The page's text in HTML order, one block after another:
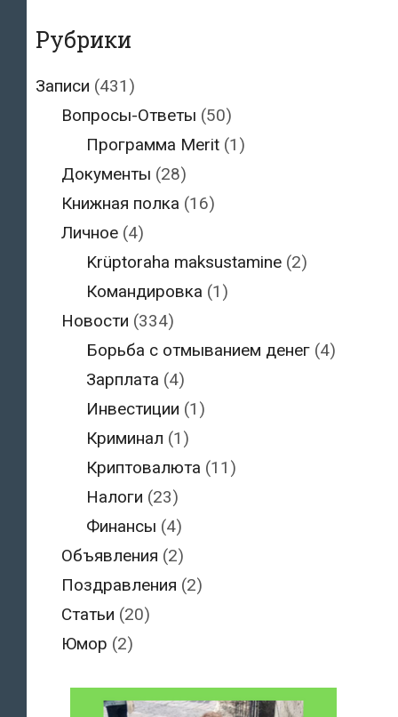
Рубрики
Записи (431)
Вопросы-Ответы (50)
Программа Merit (1)
Документы (28)
Книжная полка (16)
Личное(4)
Krüptoraha maksustamine (2)
Командировка (1)
Новости (334)
Борьба с отмыванием денег (4)
Зарплата (4)
Инвестиции (1)
Криминал (1)
Криптовалюта (11)
Налоги (23)
Финансы (4)
Объявления (2)
Поздравления (2)
Статьи (20)
Юмор (2)